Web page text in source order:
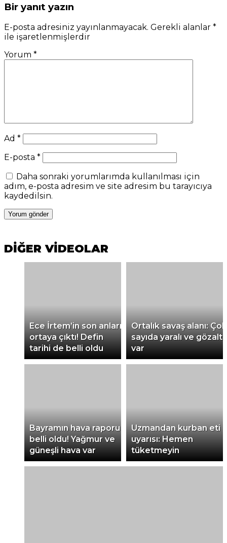
Bir yanıt yazın
E-posta adresiniz yayınlanmayacak. Gerekli alanlar *
ile işaretlenmişlerdir
Yorum *
Ad *
E-posta *
Daha sonraki yorumlarımda kullanılması için
adım, e-posta adresim ve site adresim bu tarayıcıya
kaydedilsin.
DİĞER VİDEOLAR
Ece İrtem’in son anları
ortaya çıktı! Defin
tarihi de belli oldu
Ortalık savaş alanı: Çok
sayıda yaralı ve gözaltı
var
Bayramın hava raporu
belli oldu! Yağmur ve
güneşli hava var
Uzmandan kurban eti
uyarısı: Hemen
tüketmeyin